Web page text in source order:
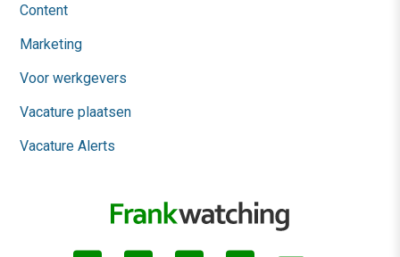
Content
Marketing
Voor werkgevers
Vacature plaatsen
Vacature Alerts